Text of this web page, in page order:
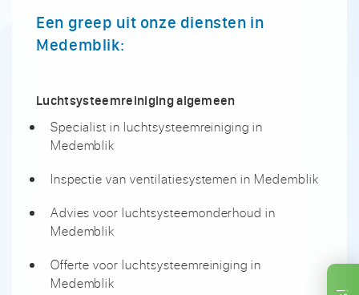
Een greep uit onze diensten in
Medemblik:
Luchtsysteemreiniging algemeen
Specialist in luchtsysteemreiniging in
Medemblik
Inspectie van ventilatiesystemen in Medemblik
Advies voor luchtsysteemonderhoud in
Medemblik
Offerte voor luchtsysteemreiniging in
Medemblik